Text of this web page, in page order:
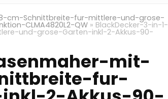
cm-Schnittbreite-fur-mittlere-und-grose-
CLMA4820L2-QW » BlackDecker-3-in-1-
und-grose-Garten-inkl-2-Akkus-90-
mit-
fur-